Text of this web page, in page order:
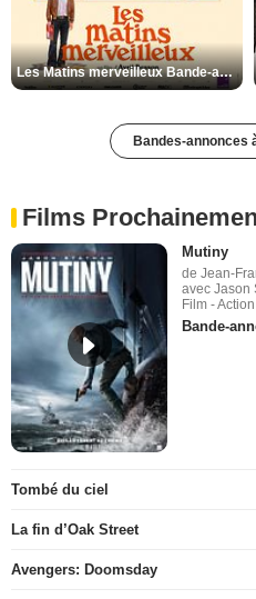
Les Matins merveilleux Bande-annonce VF
Bandes-annonces
Films
Mutiny
de Jean-
avec Jason
Film - Action
Bande-
Tombé du ciel
La fin d’Oak Street
Avengers: Doomsday